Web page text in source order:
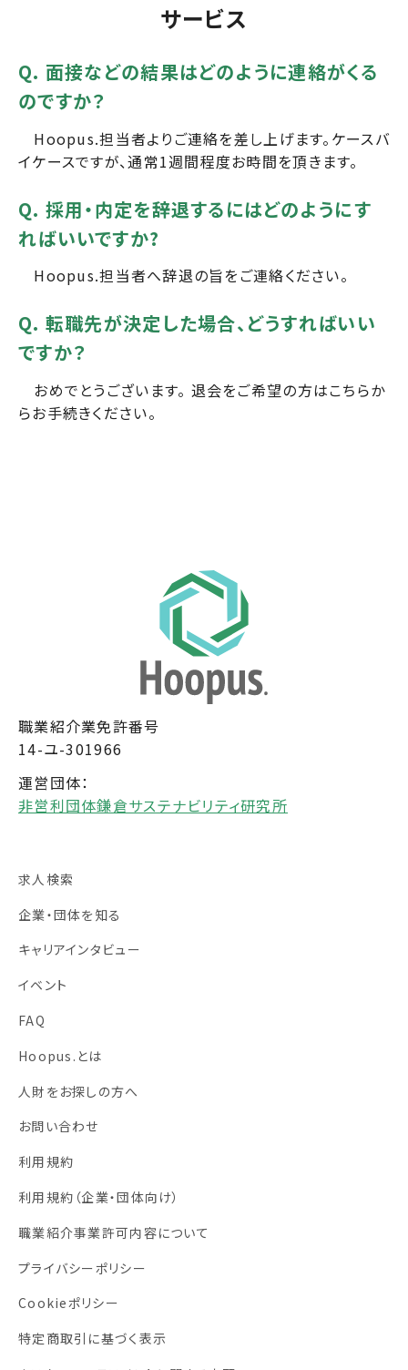
サービス
Q. 面接などの結果はどのように連絡がくる
のですか？
Hoopus.担当者よりご連絡を差し上げます。ケースバ
イケースですが、通常1週間程度お時間を頂きます。
Q. 採用・内定を辞退するにはどのようにす
ればいいですか?
Hoopus.担当者へ辞退の旨をご連絡ください。
Q. 転職先が決定した場合、どうすればいい
ですか？
おめでとうございます。 退会をご希望の方はこちらか
らお手続きください。
職業紹介業免許番号
14-ユ-301966
運営団体：
非営利団体鎌倉サステナビリティ研究所
求人検索
企業・団体を知る
キャリアインタビュー
イベント
FAQ
Hoopus.とは
人財をお探しの方へ
お問い合わせ
利用規約
利用規約 （企業・団体向け）
職業紹介事業許可内容について
プライバシーポリシー
Cookieポリシー
特定商取引に基づく表示